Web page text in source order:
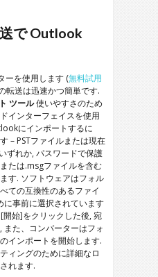
でOutlook
ーを使用します (無料試用
転送は迅速かつ簡単です.
ツール使いやすさのため
インターフェイスを使用
にインポートするに
– PSTファイルまたは現在
ずれか, パスワードで保護
たは.msgファイルを含む
す. ソフトウェアはフォル
ての互換性のあるファイ
に事前に選択されています
開始]をクリックした後, 宛
た、コンバーターはフォ
インポートを開始します.
ィングのために詳細なロ
れます.